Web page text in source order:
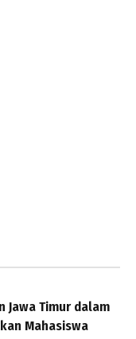
Jawa Timur dalam
Mahasiswa